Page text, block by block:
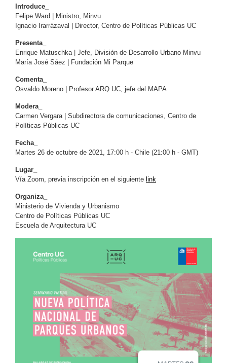
Introduce_
Felipe Ward | Ministro, Minvu
Ignacio Irarrázaval | Director, Centro de Políticas Públicas UC
Presenta_
Enrique Matuschka | Jefe, División de Desarrollo Urbano Minvu
María José Sáez | Fundación Mi Parque
Comenta_
Osvaldo Moreno | Profesor ARQ UC, jefe del MAPA
Modera_
Carmen Vergara | Subdirectora de comunicaciones, Centro de
Políticas Públicas UC
Fecha_
Martes 26 de octubre de 2021, 17:00 h - Chile (21:00 h - GMT)
Lugar_
Vía Zoom, previa inscripción en el siguiente link
Organiza_
Ministerio de Vivienda y Urbanismo
Centro de Políticas Públicas UC
Escuela de Arquitectura UC